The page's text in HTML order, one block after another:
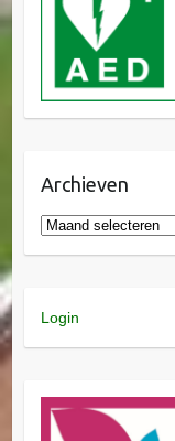
Archieven
Login